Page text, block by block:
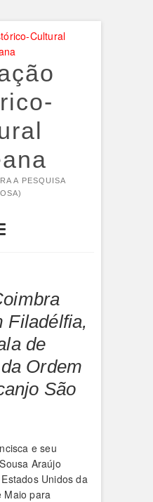
A PESQUISA
Filadélfia,
de
Ordem
São
e seu
Araújo
Unidos da
Maio para